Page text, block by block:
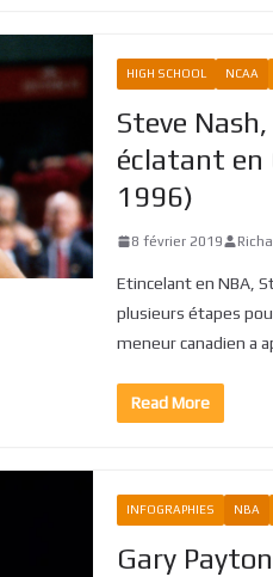
HIGH SCHOOL NCAA
Steve
éclatant en
1996)
8 février 2019
Etincelant en NBA,
plusieurs étapes
meneur canadien a
Read More
INFOGRAPHIES NBA
Gary